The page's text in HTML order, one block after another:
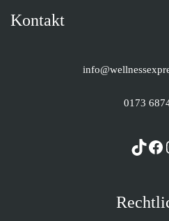
Kontakt
0173